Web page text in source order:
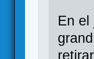
En el